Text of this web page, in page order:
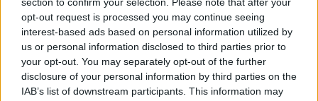
opt-out request is processed you may continue seeing
interest-based ads based on personal information utilized by
us or personal information disclosed to third parties prior to
your opt-out. You may separately opt-out of the further
disclosure of your personal information by third parties on the
IAB’s list of downstream participants. This information may